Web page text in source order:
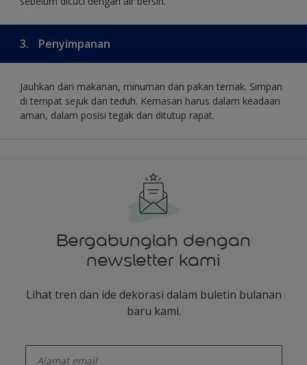
3. Penyimpanan
Jauhkan dari makanan, minuman dan pakan ternak. Simpan
di tempat sejuk dan teduh. Kemasan harus dalam keadaan
aman, dalam posisi tegak dan ditutup rapat.
Bergabunglah dengan
newsletter kami
Lihat tren dan ide dekorasi dalam buletin bulanan
baru kami.